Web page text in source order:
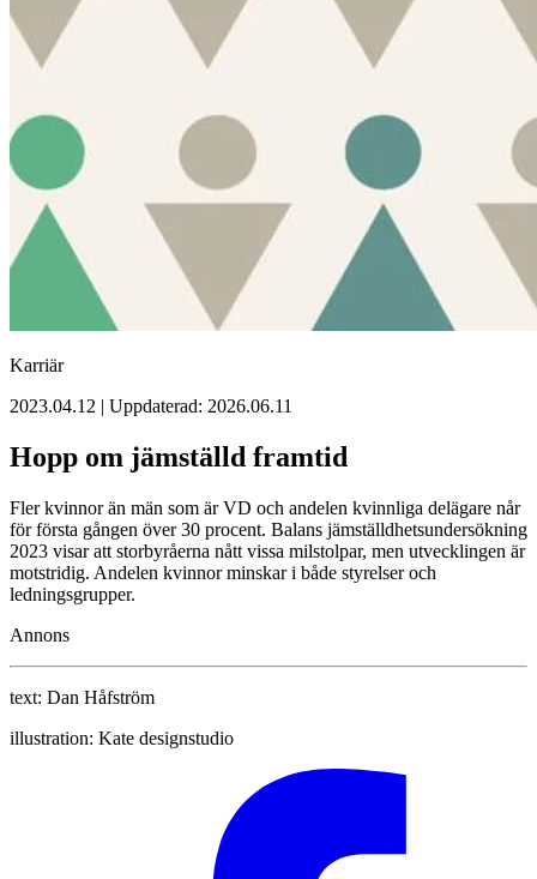
Karriär
2023.04.12 | Uppdaterad: 2026.06.11
Hopp om jämställd framtid
Fler kvinnor än män som är VD och andelen kvinnliga delägare når
för första gången över 30 procent. Balans jämställdhetsundersökning
2023 visar att storbyråerna nått vissa milstolpar, men utvecklingen är
motstridig. Andelen kvinnor minskar i både styrelser och
ledningsgrupper.
Annons
text: Dan Håfström
illustration: Kate designstudio